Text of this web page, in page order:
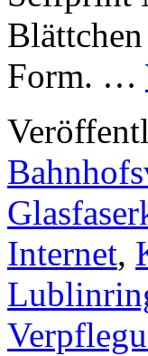
Form. …
Internet,